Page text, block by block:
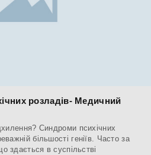
розладів- Медичний
Синдроми психічних
більшості геніїв. Часто за
здається в суспільстві